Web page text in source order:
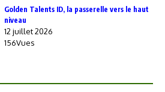
Golden Talents ID, la passerelle vers le haut
niveau
12 juillet 2026
156Vues